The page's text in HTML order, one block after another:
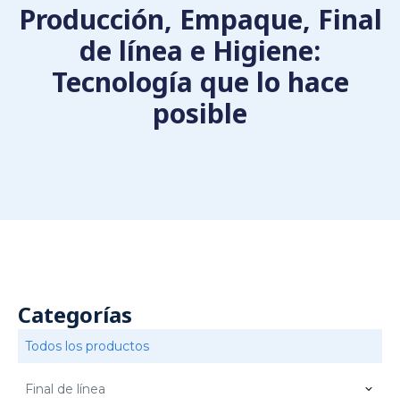
Producción, Empaque, Final
de línea e Higiene:
Tecnología que lo hace
posible
Categorías
Final de línea
Todos los productos